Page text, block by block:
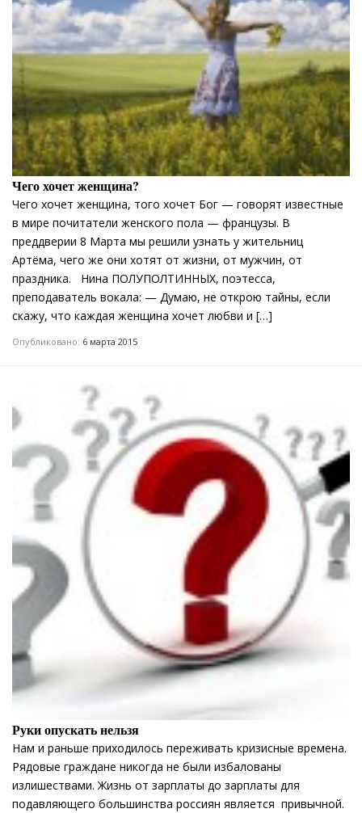
Чего хочет женщина?
Чего хочет женщина, того хочет Бог — говорят известные
в мире почитатели женского пола — французы. В
преддверии 8 Марта мы решили узнать у жительниц
Артёма, чего же они хотят от жизни, от мужчин, от
праздника. Нина ПОЛУПОЛТИННЫХ, поэтесса,
преподаватель вокала: — Думаю, не открою тайны, если
скажу, что каждая женщина хочет любви и […]
Опубликовано: 6 марта 2015
Руки опускать нельзя
Нам и раньше приходилось переживать кризисные времена.
Рядовые граждане никогда не были избалованы
излишествами. Жизнь от зарплаты до зарплаты для
подавляющего большинства россиян является привычной.